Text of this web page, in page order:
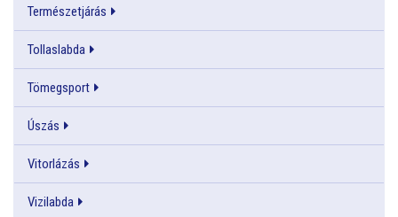
Természetjárás
Tollaslabda
Tömegsport
Úszás
Vitorlázás
Vizilabda